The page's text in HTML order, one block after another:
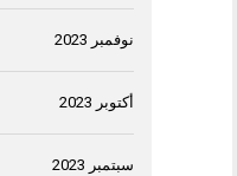
نوفمبر 2023
أكتوبر 2023
سبتمبر 2023